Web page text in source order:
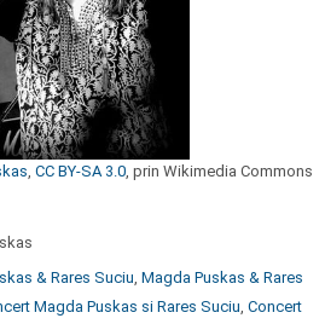
, CC BY-SA 3.0, prin Wikimedia Commons
& Rares Suciu, Magda Puskas & Rares
Magda Puskas si Rares Suciu, Concert